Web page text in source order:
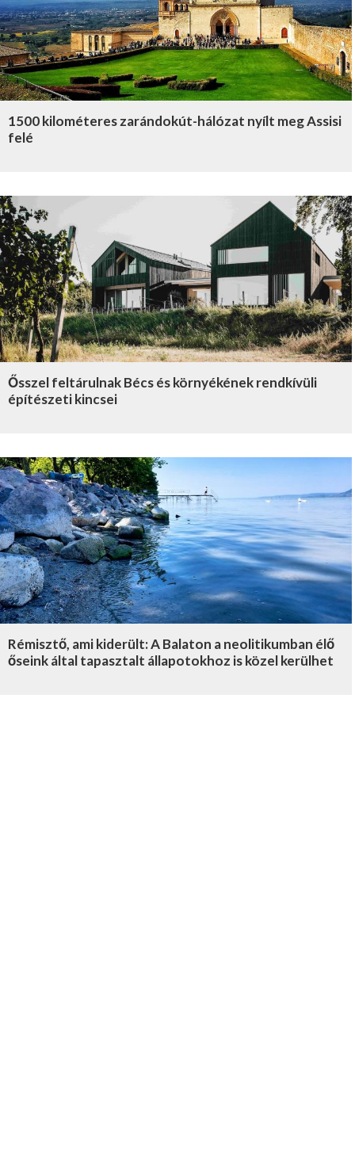
1500 kilométeres zarándokút-hálózat nyílt meg Assisi
felé
Ősszel feltárulnak Bécs és környékének rendkívüli
építészeti kincsei
Rémisztő, ami kiderült: A Balaton a neolitikumban élő
őseink által tapasztalt állapotokhoz is közel kerülhet